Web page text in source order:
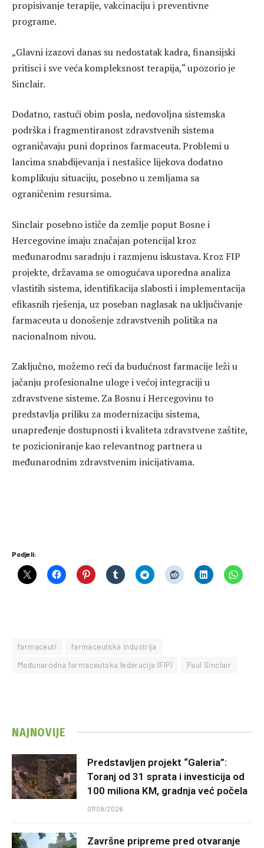
propisivanje terapije, vakcinaciju i preventivne
programe.
„Glavni izazovi danas su nedostatak kadra, finansijski
pritisci i sve veća kompleksnost terapija,“ upozorio je
Sinclair.
Dodatno, rastući obim posla, nedovoljna sistemska
podrška i fragmentiranost zdravstvenih sistema
ograničavaju puni doprinos farmaceuta. Problemi u
lancima snabdijevanja i nestašice lijekova dodatno
komplikuju situaciju, posebno u zemljama sa
ograničenim resursima.
Sinclair posebno ističe da zemlje poput Bosne i
Hercegovine imaju značajan potencijal kroz
međunarodnu saradnju i razmjenu iskustava. Kroz FIP
projekte, državama se omogućava uporedna analiza
vlastitih sistema, identifikacija slabosti i implementacija
efikasnih rješenja, uz poseban naglasak na uključivanje
farmaceuta u donošenje zdravstvenih politika na
nacionalnom nivou.
Zaključno, možemo reći da budućnost farmacije leži u
jačanju profesionalne uloge i većoj integraciji u
zdravstvene sisteme. Za Bosnu i Hercegovinu to
predstavlja priliku za modernizaciju sistema,
unapređenje dostupnosti i kvaliteta zdravstvene zaštite,
te pozicioniranje kao relevantnog partnera u
međunarodnim zdravstvenim inicijativama.
Podjeli:
farmaceuti
farmaceutska industrija
Međunarodna farmaceutska federacija (FIP)
Paul Sinclair
NAJNOVIJE
Predstavljen projekt “Galeria”:
Toranj od 31 sprata i investicija od
100 miliona KM, gradnja već počela
07/08/2026
Završne pripreme pred otvaranje